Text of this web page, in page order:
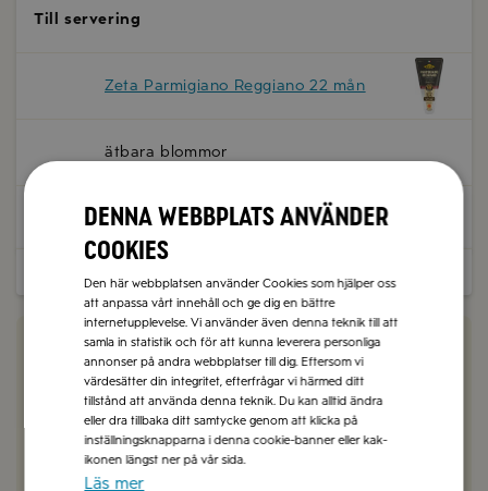
Till servering
Zeta Parmigiano Reggiano 22 mån
ätbara blommor
salt och peppar
Vad tyckte du om receptet?
0 kommentarer
Kommentera här!
Denna webbplats använder
cookies
Den här webbplatsen använder Cookies som hjälper oss
att anpassa vårt innehåll och ge dig en bättre
internetupplevelse. Vi använder även denna teknik till att
samla in statistik och för att kunna leverera personliga
annonser på andra webbplatser till dig. Eftersom vi
värdesätter din integritet, efterfrågar vi härmed ditt
tillstånd att använda denna teknik. Du kan alltid ändra
eller dra tillbaka ditt samtycke genom att klicka på
inställningsknapparna i denna cookie-banner eller kak-
ikonen längst ner på vår sida.
Läs mer